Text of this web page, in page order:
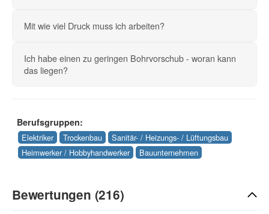
Mit wie viel Druck muss ich arbeiten?
Ich habe einen zu geringen Bohrvorschub - woran kann
das liegen?
Berufsgruppen:
Elektriker Trockenbau
Sanitär- / Heizungs- / Lüftungsbau
Heimwerker / Hobbyhandwerker
Bauunternehmen
Bewertungen (216)